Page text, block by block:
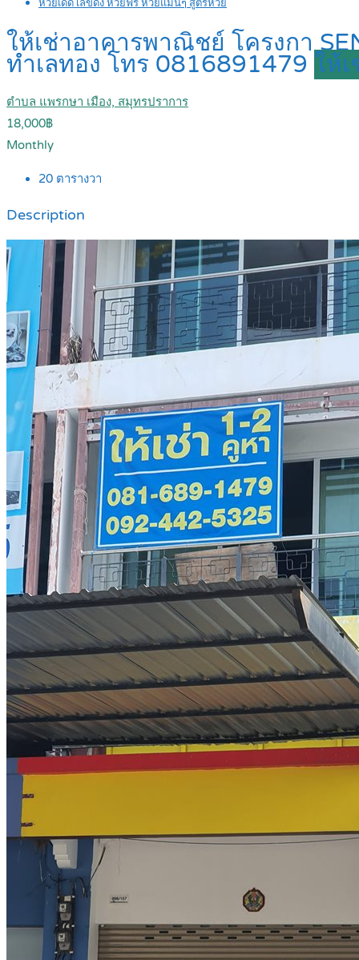
หวยเด็ด เลขดัง หวยฟรี หวยแม่นๆ สูตรหวย
ให้เช่าอาคารพาณิชย์ โครงกา
ทำเลทอง โทร 0816891479 ให้
ตำบล แพรกษา เมือง, สมุทรปราการ
18,000฿
Monthly
20 ตารางวา
Description